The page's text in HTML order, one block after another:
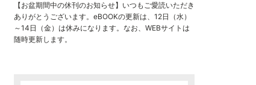
【お盆期間中の休刊のお知らせ】いつもご愛読いただき
ありがとうございます。eBOOKの更新は、12日（水）
～14日（金）は休みになります。なお、WEBサイトは
随時更新します。